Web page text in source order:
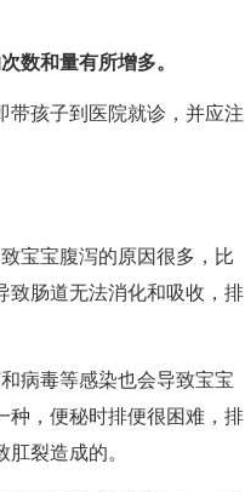
数和量有所增多。
带孩子到医院就诊，并应注
宝宝腹泻的原因很多，比
致肠道无法消化和吸收，排
病毒等感染也会导致宝宝
种，便秘时排便很困难，排
裂造成的。